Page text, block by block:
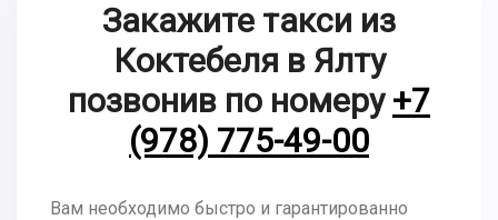
Закажите такси из
Коктебеля в Ялту
позвонив по номеру +7
(978) 775-49-00
Вам необходимо быстро и гарантированно